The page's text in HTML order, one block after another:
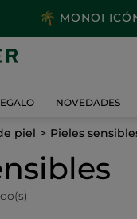
MONOI
NOVEDADES
piel Pieles